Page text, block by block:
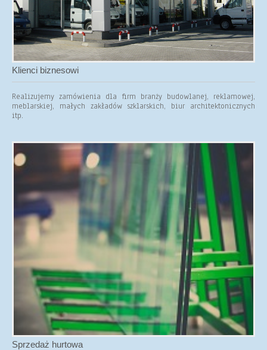
Klienci biznesowi
Realizujemy zamówienia dla firm branży budowlanej, reklamowej,
meblarskiej, małych zakładów szklarskich, biur architektonicznych
itp.
Sprzedaż hurtowa